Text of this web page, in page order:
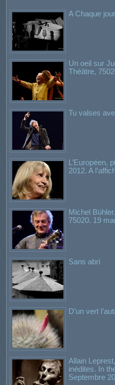
A Chaque
Un oeil sur
Théâtre,
Tu valses
L’Européen,
2012. A
Michel
75020. 19
Sans abri
D’un vert
Allain
inédites. In
Septembre